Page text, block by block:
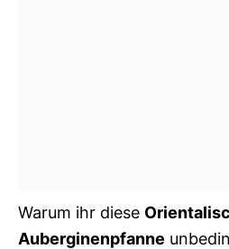
Warum ihr diese
Auberginenpfanne